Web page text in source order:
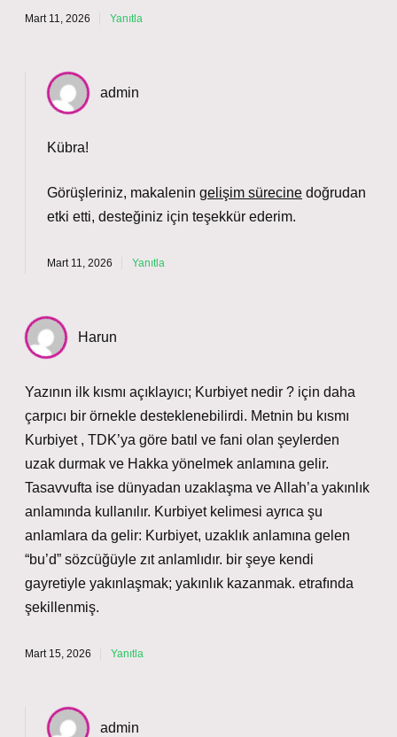
Mart 11, 2026 Yanıtla
admin
Kübra!
Görüşleriniz, makalenin gelişim sürecine doğrudan
etki etti, desteğiniz için teşekkür ederim.
Mart 11, 2026 Yanıtla
Harun
Yazının ilk kısmı açıklayıcı; Kurbiyet nedir ? için daha
çarpıcı bir örnekle desteklenebilirdi. Metnin bu kısmı
Kurbiyet , TDK’ya göre batıl ve fani olan şeylerden
uzak durmak ve Hakka yönelmek anlamına gelir.
Tasavvufta ise dünyadan uzaklaşma ve Allah’a yakınlık
anlamında kullanılır. Kurbiyet kelimesi ayrıca şu
anlamlara da gelir: Kurbiyet, uzaklık anlamına gelen
“bu’d” sözcüğüyle zıt anlamlıdır. bir şeye kendi
gayretiyle yakınlaşmak; yakınlık kazanmak. etrafında
şekillenmiş.
Mart 15, 2026 Yanıtla
admin